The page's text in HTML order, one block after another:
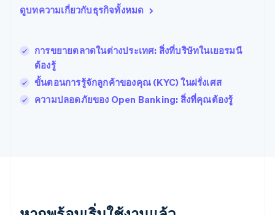
ดูบทความเกี่ยวกับธุรกิจทั้งหมด
การขยายตลาดในต่างประเทศ: สิ่งที่บริษัทในเยอรมนี
ต้องรู้
ขั้นตอนการรู้จักลูกค้าของคุณ (KYC) ในฝรั่งเศส
ความปลอดภัยของ Open Banking: สิ่งที่คุณต้องรู้
ฝรั่งเศส
มอลตา
English
มาเลเซีย
เม็กซิโก
ลักเซมเบิร์ก